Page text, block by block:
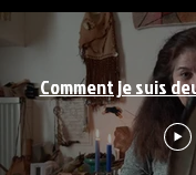
Comment je suis